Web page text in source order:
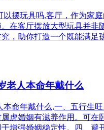
摆玩具吗,客厅，作为家
在客厅摆放大型玩具并
，助你打造一个既能满
老人本命年戴什么
本命年戴什么,一、五行生
虎婚姻有滋养作用。可
增强婚姻稳定性。四、